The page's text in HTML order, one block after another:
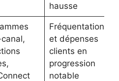
hausse
Fréquentation
et dépenses
clients en
progression
notable